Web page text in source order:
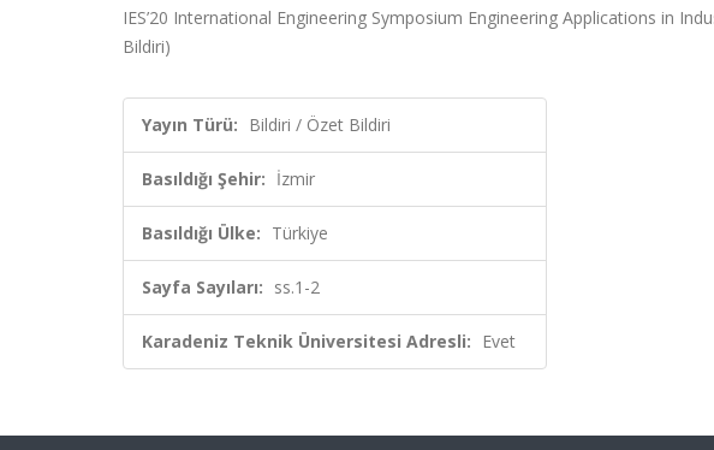
IES’20 International Engineering Symposium Engineering Applications in
Bildiri)
Yayın Türü: Bildiri / Özet Bildiri
Basıldığı Şehir: İzmir
Basıldığı Ülke: Türkiye
Sayfa Sayıları: ss.1-2
Karadeniz Teknik Üniversitesi Adresli: Evet